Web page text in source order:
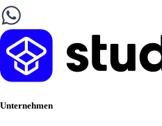
Unternehmen